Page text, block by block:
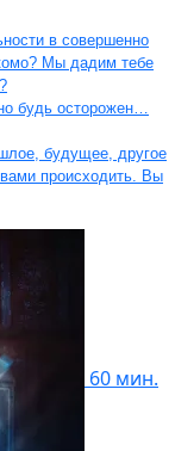
в совершенно
Мы дадим тебе
будь осторожен…
будущее, другое
происходить. Вы
60 мин.